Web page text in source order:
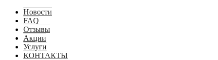
Новости
FAQ
Отзывы
Акции
Услуги
КОНТАКТЫ